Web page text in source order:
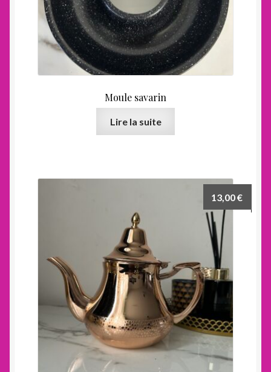
Moule savarin
Lire la suite
13,00€